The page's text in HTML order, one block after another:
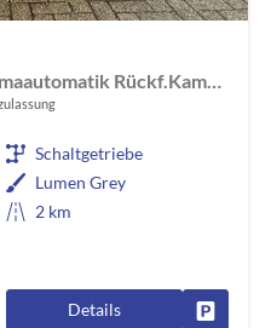
Trend 1.0 T-GDI 90PS Klimaautomatik Rückf.Kamera Parksensoren Sitzheizung Lenkradheizung Bluetooth Touchscreen Tempomat Apple CarPlay + Android Auto 16"LM
Schaltgetriebe
Lumen Grey
2 km
Details